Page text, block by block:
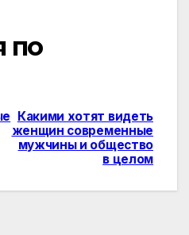
по
Какими хотят видеть
женщин современные
мужчины и общество
в целом